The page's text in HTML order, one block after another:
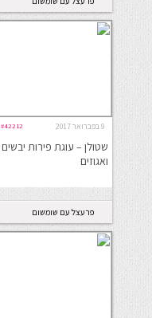
9 בפברואר 2017 #42212
שטולן – עוגת פירות יבשים
ואגוזים
פרעצל עם שומשום